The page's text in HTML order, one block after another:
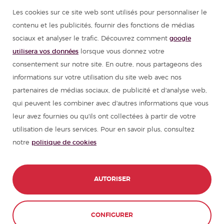
Cours d'espagnol
Colonies de vacances en Espagne
Ressources pour apprendre l'espagnol
Partenaires
Guide de voyage pour l'Espagne
droits réservés,
Les cookies sur ce site web sont utilisés pour personnaliser le
contenu et les publicités, fournir des fonctions de médias
sociaux et analyser le trafic. Découvrez comment google
utilisera vos données lorsque vous donnez votre
consentement sur notre site. En outre, nous partageons des
informations sur votre utilisation du site web avec nos
partenaires de médias sociaux, de publicité et d'analyse web,
qui peuvent les combiner avec d'autres informations que vous
leur avez fournies ou qu'ils ont collectées à partir de votre
utilisation de leurs services. Pour en savoir plus, consultez
notre politique de cookies
CONFIGURER
AUTORISER